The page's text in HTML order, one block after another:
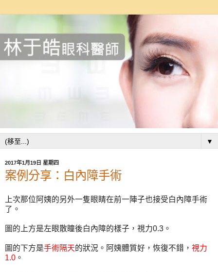
▼
2017年1月19日 星期四
案例分享：白內障手術
上次那位阿姨的另外一隻眼睛在前一陣子也接受白內障手術
了。
圖的上方是左眼散瞳後白內障的樣子，視力0.3。
圖的下方是手術隔天的狀況。阿姨體質好，恢復不錯， 視力
1.0 。